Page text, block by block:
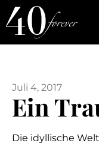
Juli 4, 2017
Ein
Die idyllische